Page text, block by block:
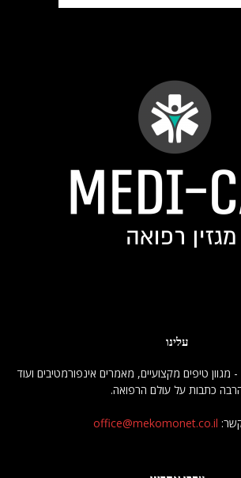
עלינו
מגזין רפואה medi-cal - מגוון טיפים מקצועיים, מאמרים אינפורמטיבים ועוד
כתבות על עולם הרפואה.
office@mekomonet.co.il